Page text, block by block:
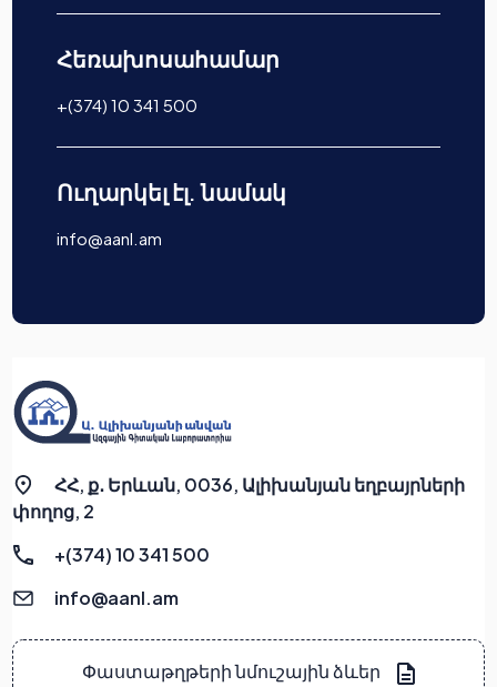
Հեռախոսահամար
+(374) 10 341 500
Ուղարկել էլ. նամակ
info@aanl.am
ՀՀ, ք․ Երևան, 0036, Ալիխանյան եղբայրների
փողոց, 2
+(374) 10 341 500
info@aanl.am
Փաստաթղթերի նմուշային ձևեր